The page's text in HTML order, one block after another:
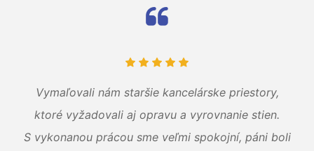
Vymaľovali nám staršie kancelárske priestory,
ktoré vyžadovali aj opravu a vyrovnanie stien.
S vykonanou prácou sme veľmi spokojní, páni boli